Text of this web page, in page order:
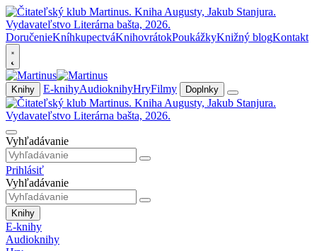
DoručenieKníhkupectváKnihovrátokPoukážkyKnižný blogKontakt
Knihy E-knihyAudioknihyHryFilmy Doplnky
Vyhľadávanie
Prihlásiť
Vyhľadávanie
Knihy
E-knihy
Audioknihy